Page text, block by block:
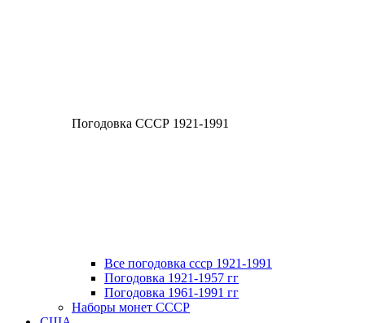
Погодовка СССР 1921-1991
Все погодовка ссср 1921-1991
Погодовка 1921-1957 гг
Погодовка 1961-1991 гг
Наборы монет СССР